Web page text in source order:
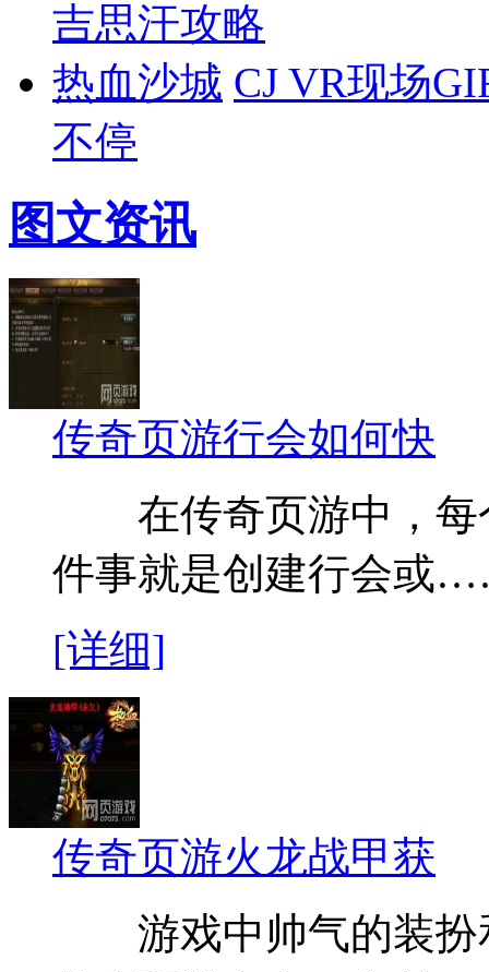
吉思汗攻略
热血沙城 CJ VR现场
不停
图文资讯
传奇页游行会如何快
在传奇页游中，每
件事就是创建行会或
[详细]
传奇页游火龙战甲获
游戏中帅气的装扮